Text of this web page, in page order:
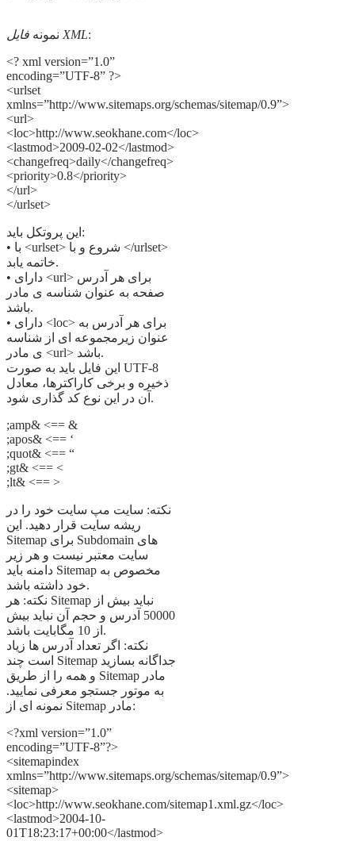
نمونه فایل XML:
<? xml version=”1.0”
encoding=”UTF-8” ?>
<urlset
xmlns=”http://www.sitemaps.org/schemas/sitemap/0.9”>
<url>
<loc>http://www.seokhane.com</loc>
<lastmod>2009-02-02</lastmod>
<changefreq>daily</changefreq>
<priority>0.8</priority>
</url>
</urlset>
این پروتکل باید:
• با <urlset> شروع و با </urlset>
خاتمه یابد.
• دارای <url> برای هر آدرس
صفحه به عنوان شناسه ی مادر
باشد.
• دارای <loc> برای هر آدرس به
عنوان زیرمجموعه ای از شناسه
ی مادر <url> باشد.
این فایل باید به صورت UTF-8
ذخیره و برخی کاراکترها، معادل
آن در این نوع کد گذاری شود.
;amp& <== &
;apos& <== ‘
;quot& <== “
;gt& <== <
;lt& <== >
نکته: سایت مپ سایت خود را در
ریشه سایت قرار دهید. این
Sitemap برای Subdomain های
سایت معتبر نیست و هر زیر
دامنه باید Sitemap مخصوص به
خود داشته باشد.
نکته: هر Sitemap نباید بیش از
50000 آدرس و حجم آن نباید بیش
از 10 مگابایت باشد.
نکته: اگر تعداد آدرس ها زیاد
است چند Sitemap جداگانه بسازید
و همه را از طریق Sitemap مادر
به موتور جستجو معرفی نمایید.
نمونه ای از Sitemap مادر:
<?xml version=”1.0”
encoding=”UTF-8”?>
<sitemapindex
xmlns=”http://www.sitemaps.org/schemas/sitemap/0.9”>
<sitemap>
<loc>http://www.seokhane.com/sitemap1.xml.gz</loc>
<lastmod>2004-10-
01T18:23:17+00:00</lastmod>